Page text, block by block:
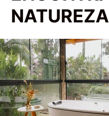
NATUREZA